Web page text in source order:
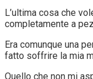
L’ultima cosa che
completamente a
Era comunque una
fatto soffrire la mia
Quello che non mi